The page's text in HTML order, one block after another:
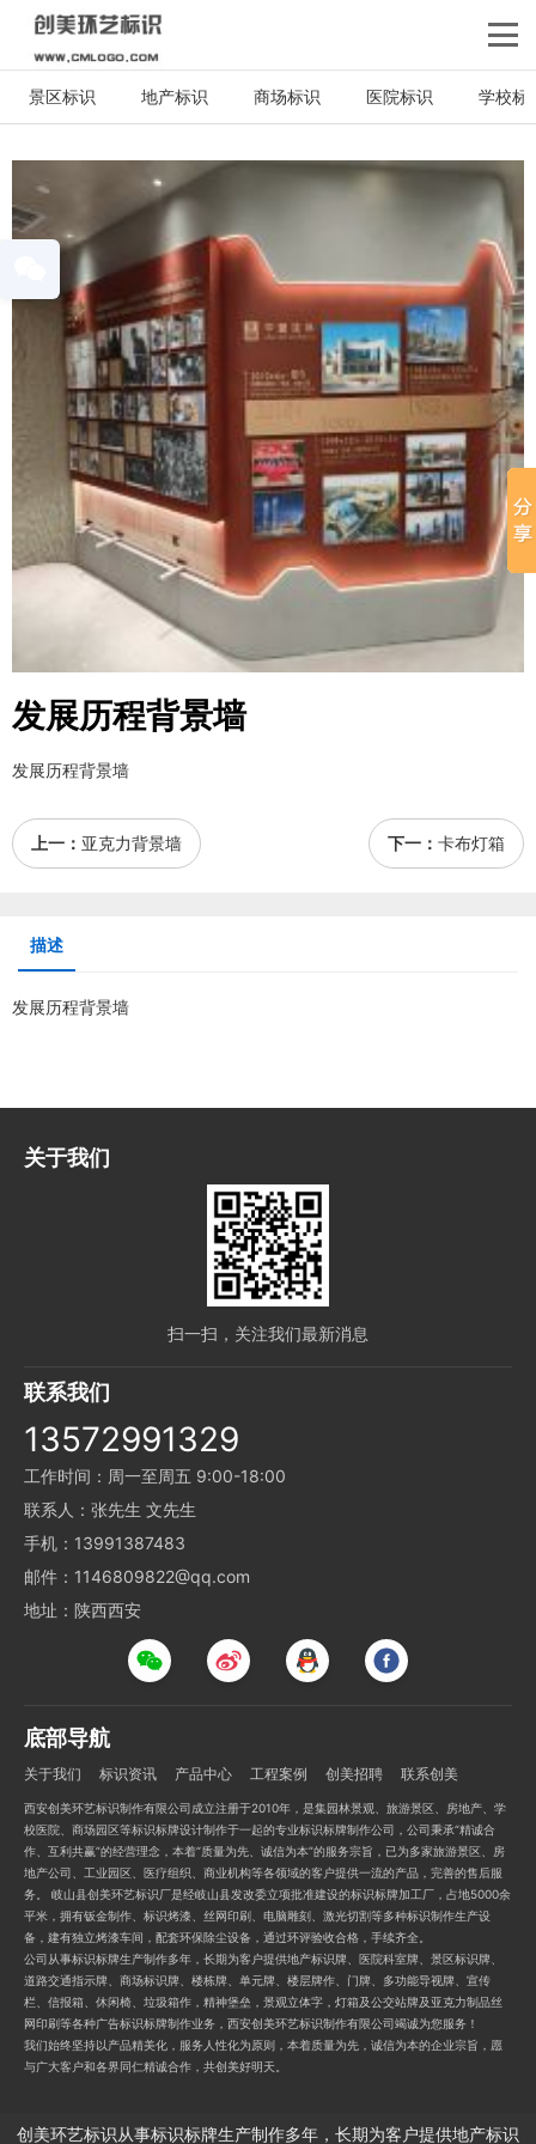
景区标识 地产标识 商场标识 医院标识 学校标
发展历程背景墙
发展历程背景墙
上一： 亚克力背景墙 下一： 卡布灯箱
描述
发展历程背景墙
关于我们
扫一扫，关注我们最新消息
联系我们
13572991329
工作时间：周一至周五 9:00-18:00
联系人：张先生 文先生
手机：13991387483
邮件：1146809822@qq.com
地址：陕西西安
底部导航
关于我们 标识资讯 产品中心 工程案例 创美招聘 联系创美
西安创美环艺标识制作有限公司成立注册于2010年，是集园林景观、旅游景区、房地产、学
校医院、商场园区等标识标牌设计制作于一起的专业标识标牌制作公司，公司秉承“精诚合
作、互利共赢”的经营理念，本着“质量为先、诚信为本”的服务宗旨，已为多家旅游景区、房
地产公司、工业园区、医疗组织、商业机构等各领域的客户提供一流的产品，完善的售后服
务。 岐山县创美环艺标识厂是经岐山县发改委立项批准建设的标识标牌加工厂，占地5000余
平米，拥有钣金制作、标识烤漆、丝网印刷、电脑雕刻、激光切割等多种标识制作生产设
备，建有独立烤漆车间，配套环保除尘设备，通过环评验收合格，手续齐全。
公司从事标识标牌生产制作多年，长期为客户提供地产标识牌、医院科室牌、景区标识牌、
道路交通指示牌、商场标识牌、楼栋牌、单元牌、楼层牌作、门牌、多功能导视牌、宣传
栏、信报箱、休闲椅、垃圾箱作，精神堡垒，景观立体字，灯箱及公交站牌及亚克力制品丝
网印刷等各种广告标识标牌制作业务，西安创美环艺标识制作有限公司竭诚为您服务！
我们始终坚持以产品精美化，服务人性化为原则，本着质量为先，诚信为本的企业宗旨，愿
与广大客户和各界同仁精诚合作，共创美好明天。
创美环艺标识从事标识标牌生产制作多年，长期为客户提供地产标识